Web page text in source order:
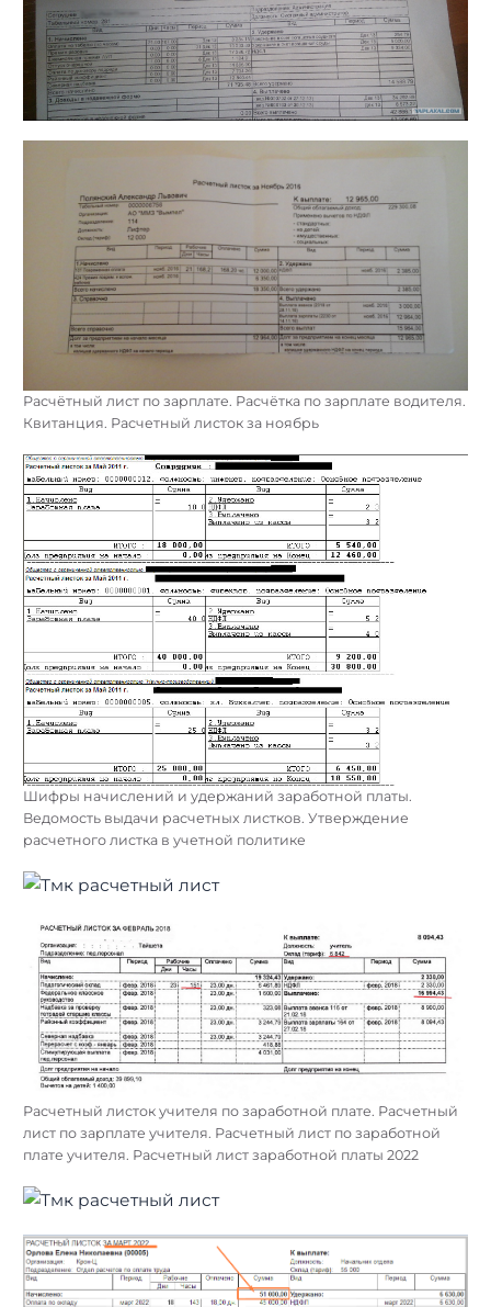
Расчётный лист по зарплате. Расчётка по зарплате водителя.
Квитанция. Расчетный листок за ноябрь
Шифры начислений и удержаний заработной платы.
Ведомость выдачи расчетных листков. Утверждение
расчетного листка в учетной политике
Расчетный листок учителя по заработной плате. Расчетный
лист по зарплате учителя. Расчетный лист по заработной
плате учителя. Расчетный лист заработной платы 2022